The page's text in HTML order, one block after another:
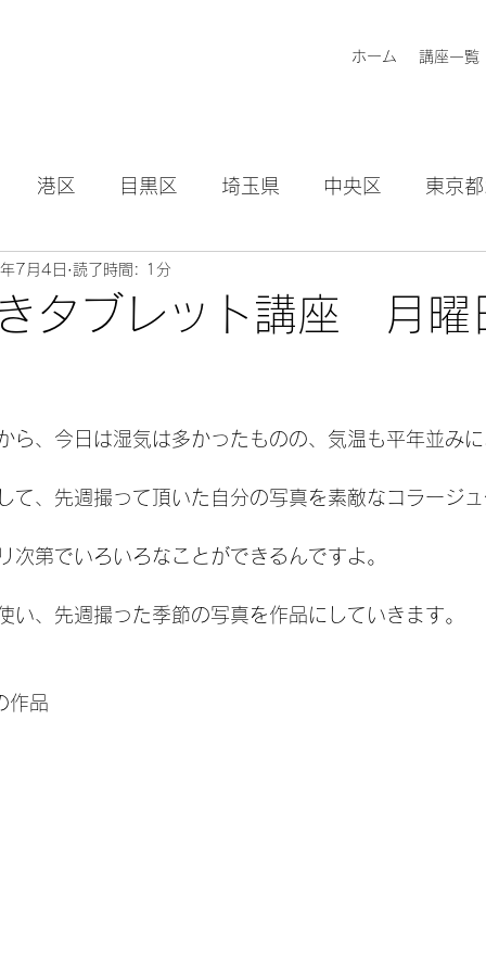
ホーム 講座一覧
港区 目黒区 埼玉県 中央区 東京
らせ
タブレット講座 月曜
7月4日 読了時間: 1分
ら、今日は湿気は多かったものの、気温も平年並み
て、先週撮って頂いた自分の写真を素敵なコラージ
次第でいろいろなことができるんですよ。
い、先週撮った季節の写真を作品にしていきます。
作品